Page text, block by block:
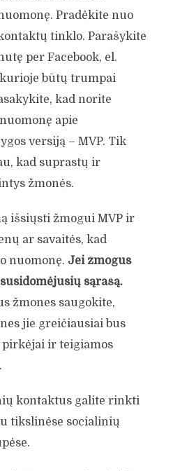
Pradėkite nuo
tinklo. Parašykite
per Facebook, el.
būtų trumpai
kad norite
apie
versiją – MVP. Tik
kad suprastų ir
žmonės.
išsiųsti žmogui MVP ir
ar savaitės, kad
nuomonę. Jei žmogus
sąrašą.
žmones saugokite,
jie greičiausiai bus
ir teigiamos
kontaktus galite rinkti
tikslinėse socialinių